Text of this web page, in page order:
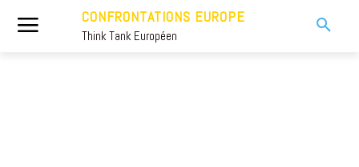
CONFRONTATIONS EUROPE
Think Tank Européen